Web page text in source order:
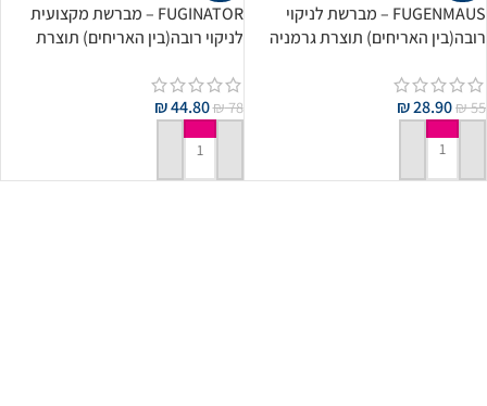
FUGENMAUS – מברשת לניקוי
רובה(בין האריחים) תוצרת גרמניה
₪55
₪28.90
הוספה לסל
FUGINATOR – מברשת מקצועית
לניקוי רובה(בין האריחים) תוצרת
₪78
₪44.80
הוספה לסל